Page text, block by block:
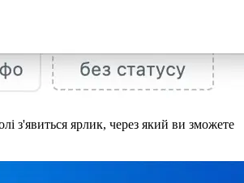
з'явиться ярлик, через який ви зможете